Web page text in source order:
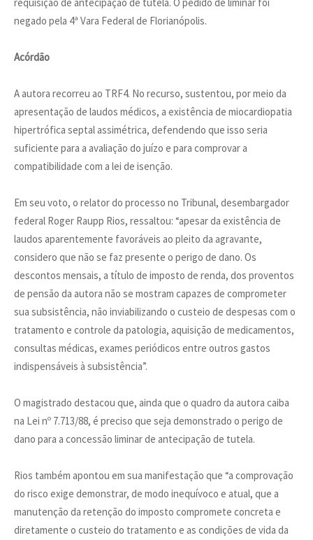
negado pela 4ª Vara Federal de Florianópolis.
Acórdão
A autora recorreu ao TRF4. No recurso, sustentou, por meio da
apresentação de laudos médicos, a existência de miocardiopatia
hipertrófica septal assimétrica, defendendo que isso seria
suficiente para a avaliação do juízo e para comprovar a
compatibilidade com a lei de isenção.
Em seu voto, o relator do processo no Tribunal, desembargador
federal Roger Raupp Rios, ressaltou: “apesar da existência de
laudos aparentemente favoráveis ao pleito da agravante,
considero que não se faz presente o perigo de dano. Os
descontos mensais, a título de imposto de renda, dos proventos
de pensão da autora não se mostram capazes de comprometer
sua subsistência, não inviabilizando o custeio de despesas com o
tratamento e controle da patologia, aquisição de medicamentos,
consultas médicas, exames periódicos entre outros gastos
indispensáveis à subsistência”.
O magistrado destacou que, ainda que o quadro da autora caiba
na Lei nº 7.713/88, é preciso que seja demonstrado o perigo de
dano para a concessão liminar de antecipação de tutela.
Rios também apontou em sua manifestação que “a comprovação
do risco exige demonstrar, de modo inequívoco e atual, que a
manutenção da retenção do imposto compromete concreta e
diretamente o custeio do tratamento e as condições de vida da